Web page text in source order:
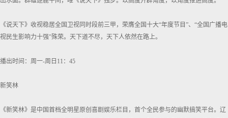
《说天下》收视稳居全国卫视同时段前三甲，荣膺全国十大“年度节目”、“全国广播电
视民生影响力十强”殊荣。天下道不尽，天下人依然在路上。
播出时间：周一-周日11：45
新笑林
《新笑林》是中国首档全明星原创喜剧娱乐栏目，首个全民参与的幽默搞笑平台。辽